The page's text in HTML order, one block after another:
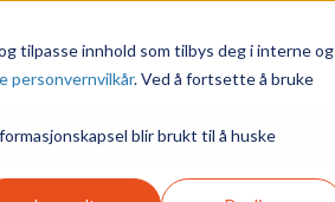
tilpasse innhold som tilbys deg i interne og
personvernvilkår. Ved å fortsette å bruke
blir brukt til å huske